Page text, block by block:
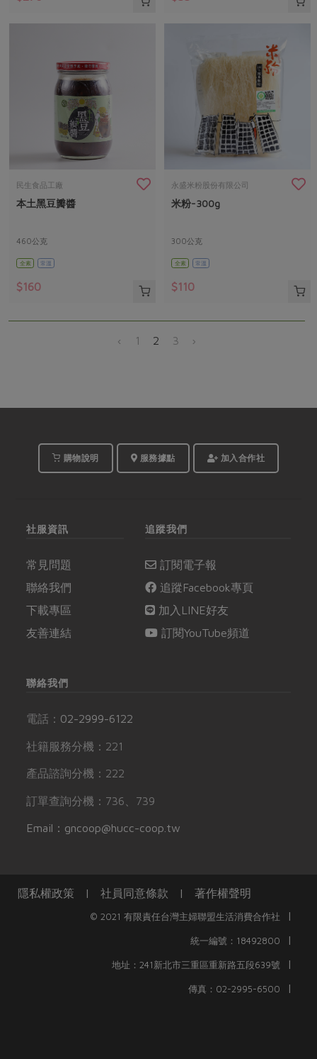
民生食品工廠
本土黑豆瓣醬
460公克
全素 常溫
$160
永盛米粉股份有限公司
米粉-300g
300公克
全素 常溫
$110
‹ 1 2 3 ›
購物說明 服務據點 加入合作社
社服資訊
常見問題
聯絡我們
下載專區
友善連結
追蹤我們
訂閱電子報
追蹤Facebook專頁
加入LINE好友
訂閱YouTube頻道
聯絡我們
電話： 02-2999-6122
社籍服務分機：221
產品諮詢分機：222
訂單查詢分機：736、739
Email：gncoop@hucc-coop.tw
隱私權政策 | 社員同意條款 | 著作權聲明
© 2021 有限責任台灣主婦聯盟生活消費合作社 |
統一編號：18492800 |
地址：241新北市三重區重新路五段639號 |
傳真：02-2995-6500 |